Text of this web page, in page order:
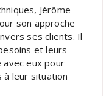
Jérôme
son approche
ses clients. Il
et leurs
avec eux pour
leur situation